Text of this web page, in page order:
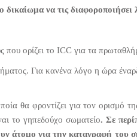
να τις διαφοροποιήσει
ορίζει το ICC για τα
Για κανένα λόγο η ώρα
θα φροντίζει για τον ορισμό
το γηπεδούχο σωματείο. Σε
άτομο για την καταγραφή του